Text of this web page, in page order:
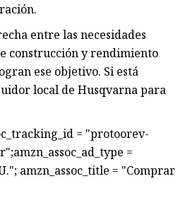
entre las necesidades
construcción y rendimiento
ese objetivo. Si está
local de Husqvarna para
= "protoorev-
=
amzn_assoc_title = "Comprar